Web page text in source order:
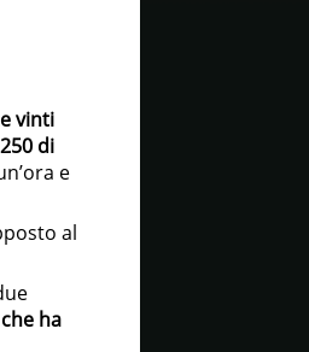
vinti
di
e
al
ha